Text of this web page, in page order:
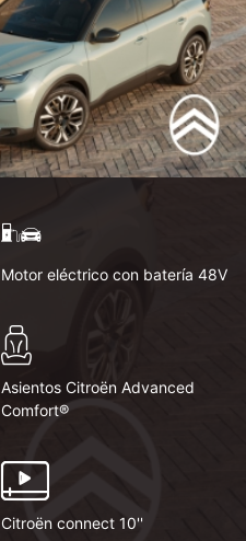
Motor eléctrico con batería 48V
Asientos Citroën Advanced
Comfort®
Citroën connect 10''